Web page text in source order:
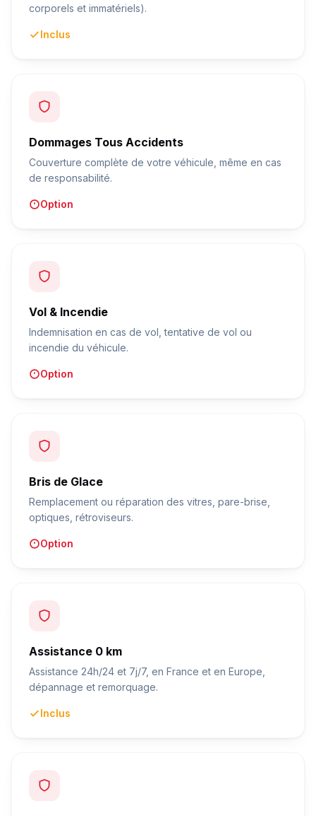
corporels et immatériels).
Inclus
Dommages Tous Accidents
Couverture complète de votre véhicule, même en cas
de responsabilité.
Option
Vol & Incendie
Indemnisation en cas de vol, tentative de vol ou
incendie du véhicule.
Option
Bris de Glace
Remplacement ou réparation des vitres, pare-brise,
optiques, rétroviseurs.
Option
Assistance 0 km
Assistance 24h/24 et 7j/7, en France et en Europe,
dépannage et remorquage.
Inclus